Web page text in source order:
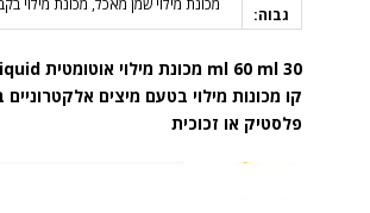
גבוה:
מכונת מילוי שמן מאכל, מכונת מילוי
קו מכונות מילוי בטעם מיצים
פלסטיק או זכוכית